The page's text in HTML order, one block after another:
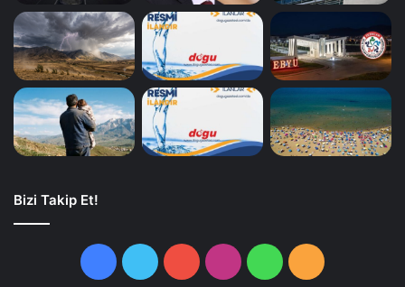
Bizi Takip Et!
FacebookTwitterYouTubeInstagramWhatsApp
RSS